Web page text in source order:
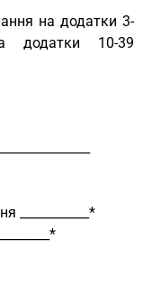
на додатки 3-
додатки 10-39
___________*